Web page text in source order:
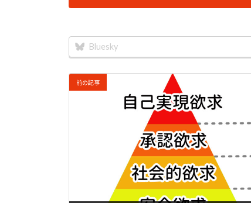
Bluesky
前の記事